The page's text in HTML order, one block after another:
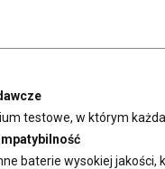
testowe, w którym
baterie wysokiej jakości,